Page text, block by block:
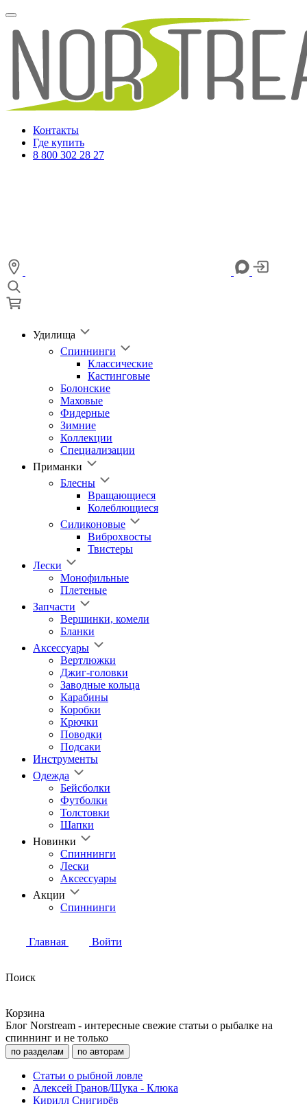
Контакты
Где купить
8 800 302 28 27
Удилища
Спиннинги
Классические
Кастинговые
Болонские
Маховые
Фидерные
Зимние
Коллекции
Специализации
Приманки
Блесны
Вращающиеся
Колеблющиеся
Силиконовые
Виброхвосты
Твистеры
Лески
Монофильные
Плетеные
Запчасти
Вершинки, комели
Бланки
Аксессуары
Вертлюжки
Джиг-головки
Заводные кольца
Карабины
Коробки
Крючки
Поводки
Подсаки
Инструменты
Одежда
Бейсболки
Футболки
Толстовки
Шапки
Новинки
Спиннинги
Лески
Аксессуары
Акции
Спиннинги
Главная Войти
Поиск
Корзина
Блог Norstream - интересные свежие статьи о рыбалке на
спиннинг и не только
по разделам по авторам
Статьи о рыбной ловле
Алексей Гранов/Щука - Клюка
Кирилл Снигирёв